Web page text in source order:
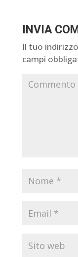
INVIA
Il tuo
campi